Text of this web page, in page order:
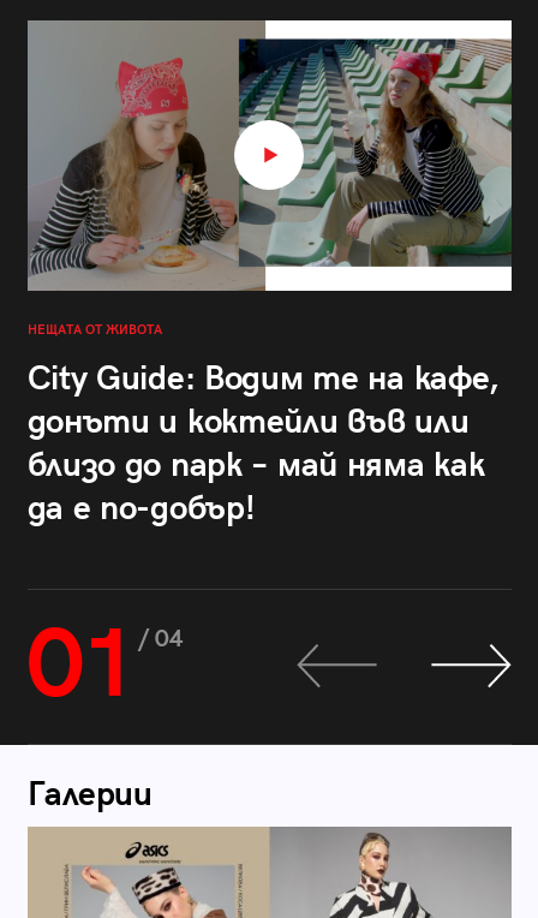
НЕЩАТА ОТ ЖИВОТА
City Guide: Водим те на кафе,
донъти и коктейли във или
близо до парк – май няма как
да е по-добър!
01 / 04
Галерии